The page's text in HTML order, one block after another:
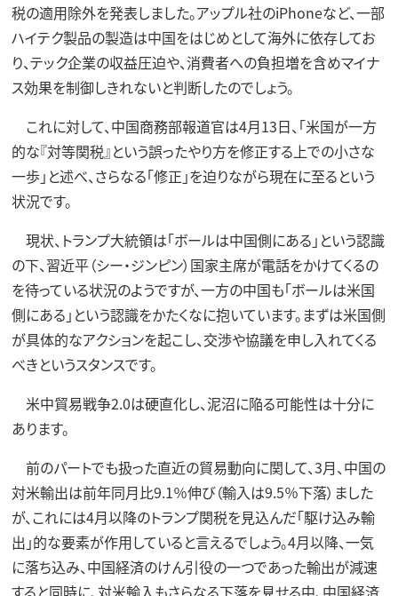
税の適用除外を発表しました。アップル社のiPhoneなど、一部
ハイテク製品の製造は中国をはじめとして海外に依存してお
り、テック企業の収益圧迫や、消費者への負担増を含めマイナ
ス効果を制御しきれないと判断したのでしょう。
これに対して、中国商務部報道官は4月13日、「米国が一方
的な『対等関税』という誤ったやり方を修正する上での小さな
一歩」と述べ、さらなる「修正」を迫りながら現在に至るという
状況です。
現状、トランプ大統領は「ボールは中国側にある」という認識
の下、習近平（シー・ジンピン）国家主席が電話をかけてくるの
を待っている状況のようですが、一方の中国も「ボールは米国
側にある」という認識をかたくなに抱いています。まずは米国側
が具体的なアクションを起こし、交渉や協議を申し入れてくる
べきというスタンスです。
米中貿易戦争2.0は硬直化し、泥沼に陥る可能性は十分に
あります。
前のパートでも扱った直近の貿易動向に関して、3月、中国の
対米輸出は前年同月比9.1％伸び（輸入は9.5％下落）ました
が、これには4月以降のトランプ関税を見込んだ「駆け込み輸
出」的な要素が作用していると言えるでしょう。4月以降、一気
に落ち込み、中国経済のけん引役の一つであった輸出が減速
すると同時に、対米輸入もさらなる下落を見せる中、中国経済